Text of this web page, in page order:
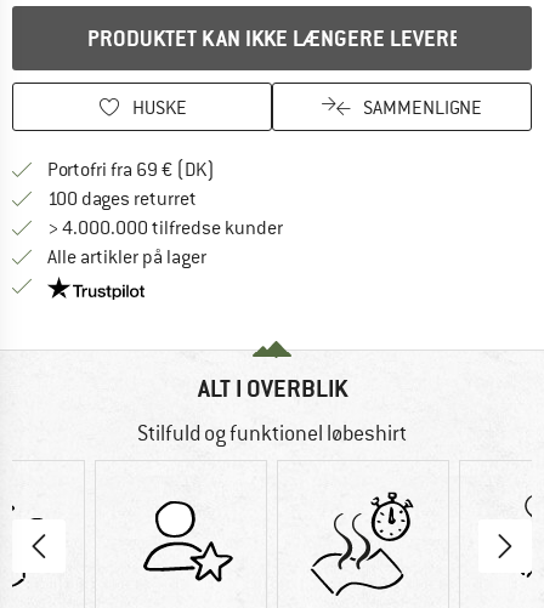
PRODUKTET KAN IKKE LÆNGERE LEVERES
HUSKE SAMMENLIGNE
Portofri fra 69 € (DK)
100 dages returret
> 4.000.000 tilfredse kunder
Alle artikler på lager
Vi er Trustpilot-certificeret - oplysningerne får du
ALT I OVERBLIK
Stilfuld og funktionel løbeshirt